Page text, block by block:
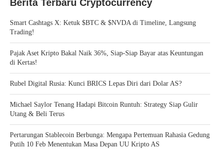
Berita Terbaru Cryptocurrency
Smart Cashtags X: Ketuk $BTC & $NVDA di Timeline, Langsung
Trading!
Pajak Aset Kripto Bakal Naik 36%, Siap-Siap Bayar atas Keuntungan
di Kertas!
Rubel Digital Rusia: Kunci BRICS Lepas Diri dari Dolar AS?
Michael Saylor Tenang Hadapi Bitcoin Runtuh: Strategy Siap Gulir
Utang & Beli Terus
Pertarungan Stablecoin Berbunga: Mengapa Pertemuan Rahasia Gedung
Putih 10 Feb Menentukan Masa Depan UU Kripto AS